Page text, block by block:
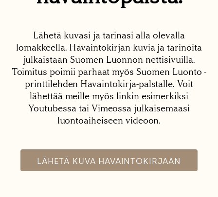
Lähetä kuvasi ja tarinasi alla olevalla
lomakkeella. Havaintokirjan kuvia ja tarinoita
julkaistaan Suomen Luonnon nettisivuilla.
Toimitus poimii parhaat myös Suomen Luonto -
printtilehden Havaintokirja-palstalle. Voit
lähettää meille myös linkin esimerkiksi
Youtubessa tai Vimeossa julkaisemaasi
luontoaiheiseen videoon.
LÄHETÄ KUVA HAVAINTOKIRJAAN